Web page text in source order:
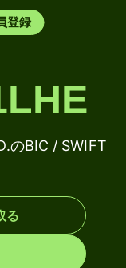
登録
のBIC / SWIFT
る